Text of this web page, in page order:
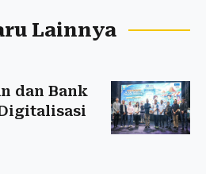
Lainnya
dan Bank